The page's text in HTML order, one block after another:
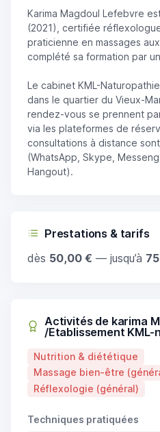
Karima Magdoul Lefebvre
(2021), certifiée
praticienne en massages
complété sa formation par
Le cabinet KML-
dans le quartier du Vieux-
rendez-vous se prennent
via les plateformes de
consultations à distance
(WhatsApp, Skype,
Hangout).
Prestations & tarifs
dès 50,00 € — jusqu’à
Activités de karima
/Etablissement
Nutrition & diététique
Massage bien-être
Réflexologie (général)
Techniques pratiquées